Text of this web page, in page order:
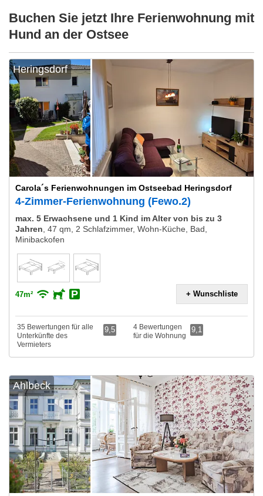
Buchen Sie jetzt Ihre Ferienwohnung mit
Hund an der Ostsee
Heringsdorf
Carola´s Ferienwohnungen im Ostseebad Heringsdorf
4-Zimmer-Ferienwohnung (Fewo.2)
max. 5 Erwachsene und 1 Kind im Alter von bis zu 3
Jahren 47 qm, 2 Schlafzimmer, Wohn-Küche, Bad,
Minibackofen
47m² + Wunschliste
35 Bewertungen für alle
Unterkünfte des
Vermieters
9,5
4 Bewertungen
für die Wohnung
9,1
Ahlbeck